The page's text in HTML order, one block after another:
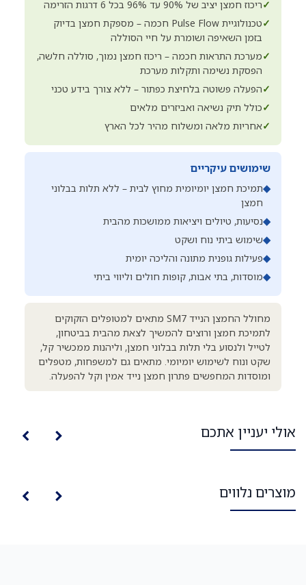
✓ריכוז חמצן יציב של 90% עד 96% בכל 6 דרגות הזרימה
✓
טכנולוגיית Pulse Flow חכמה – מספקת חמצן בדיוק
בזמן השאיפה ושומרת על חיי הסוללה
✓מערכת התראות חכמה – ריכוז חמצן נמוך, סוללה חלשה,
הפסקת נשימה ותקלות מערכת
✓הפעלה פשוטה בלחיצת כפתור – ללא צורך בידע טכני
✓כולל תיק נשיאה ואביזרים מלאים
✓אחריות מלאה ומשלוח מהיר לכל הארץ
שימושים עיקריים
◆תמיכת חמצן יומיומית מחוץ לבית – ללא תלות בבלוני
חמצן
◆נסיעות, טיולים ויציאות ממושכות מהבית
◆שימוש ביתי נוח ושקט
◆פעילות גופנית מתונה והליכה יומית
◆מוסדות, בתי אבות, קופות חולים וליווי ביתי
מחולל החמצן הנייד SM7 מתאים למטופלים הזקוקים
לתמיכת חמצן ורוצים להמשיך לצאת מהבית בביטחון,
לטייל ולנסוע בלי תלות בבלוני חמצן, וליהנות ממכשיר קל,
שקט ונוח לשימוש יומיומי. מתאים גם למשפחות, מטפלים
ומוסדות המחפשים פתרון חמצן נייד אמין וקל להפעלה.
אולי יעניין אתכם
מוצרים נלווים